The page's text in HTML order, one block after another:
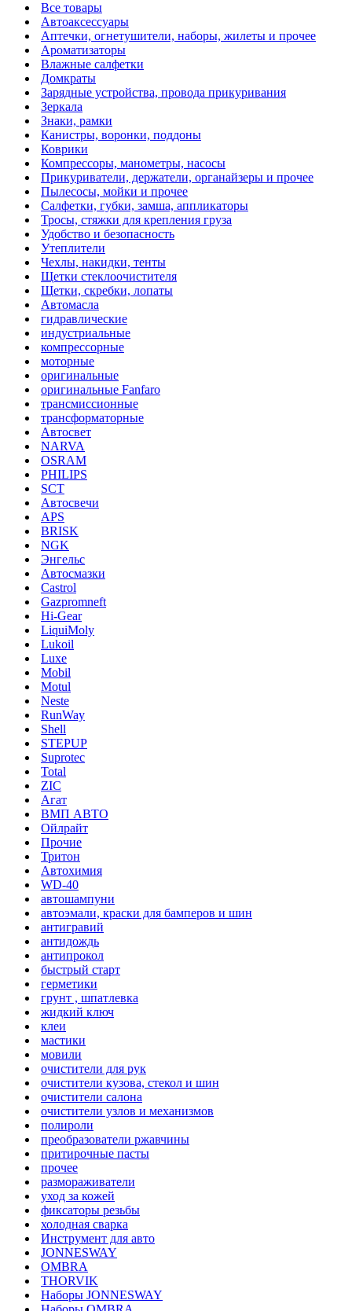
Все товары
Автоаксессуары
Аптечки, огнетушители, наборы, жилеты и прочее
Ароматизаторы
Влажные салфетки
Домкраты
Зарядные устройства, провода прикуривания
Зеркала
Знаки, рамки
Канистры, воронки, поддоны
Коврики
Компрессоры, манометры, насосы
Прикуриватели, держатели, органайзеры и прочее
Пылесосы, мойки и прочее
Салфетки, губки, замша, аппликаторы
Тросы, стяжки для крепления груза
Удобство и безопасность
Утеплители
Чехлы, накидки, тенты
Щетки стеклоочистителя
Щетки, скребки, лопаты
Автомасла
гидравлические
индустриальные
компрессорные
моторные
оригинальные
оригинальные Fanfaro
трансмиссионные
трансформаторные
Автосвет
NARVA
OSRAM
PHILIPS
SCT
Автосвечи
APS
BRISK
NGK
Энгельс
Автосмазки
Castrol
Gazpromneft
Hi-Gear
LiquiMoly
Lukoil
Luxe
Mobil
Motul
Neste
RunWay
Shell
STEPUP
Suprotec
Total
ZIC
Агат
ВМП АВТО
Ойлрайт
Прочие
Тритон
Автохимия
WD-40
автошампуни
автоэмали, краски для бамперов и шин
антигравий
антидождь
антипрокол
быстрый старт
герметики
грунт , шпатлевка
жидкий ключ
клеи
мастики
мовили
очистители для рук
очистители кузова, стекол и шин
очистители салона
очистители узлов и механизмов
полироли
преобразователи ржавчины
притирочные пасты
прочее
размораживатели
уход за кожей
фиксаторы резьбы
холодная сварка
Инструмент для авто
JONNESWAY
OMBRA
THORVIK
Наборы JONNESWAY